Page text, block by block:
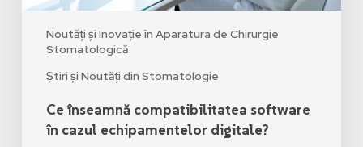
Noutăți și Inovație în Aparatura de Chirurgie
Stomatologică
Știri și Noutăți din Stomatologie
Ce înseamnă compatibilitatea software
în cazul echipamentelor digitale?